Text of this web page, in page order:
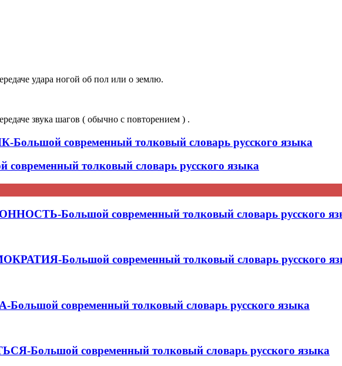
удара ногой об пол или о землю.
звука шагов ( обычно с повторением ) .
современный толковый словарь русского языка
толковый словарь русского языка
Большой современный толковый словарь русского
Большой современный толковый словарь русского
современный толковый словарь русского языка
Большой современный толковый словарь русского языка